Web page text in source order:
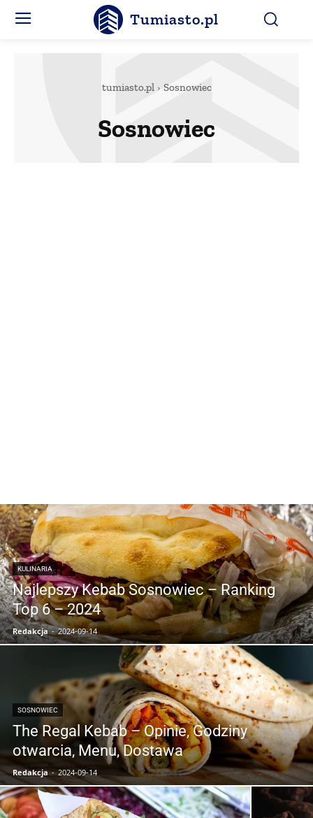
Tumiasto.pl
tumiasto.pl Sosnowiec
Sosnowiec
KULINARIA
Najlepszy Kebab Sosnowiec – Ranking
Top 6 – 2024
Redakcja - 2024-09-14
SOSNOWIEC
The Regal Kebab – Opinie, Godziny
otwarcia, Menu, Dostawa
Redakcja - 2024-09-14